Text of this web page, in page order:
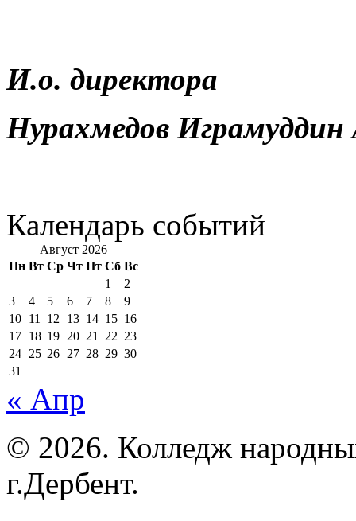
И.о. директора
Нурахмедов Играмуддин
Календарь событий
Август 2026
Пн Вт Ср Чт Пт Сб Вс
1
2
3
4 5 6 7 8
9
10 11 12 13 14 15 16
17 18 19 20 21 22 23
24 25 26 27 28 29 30
31
« Апр
© 2026. Колледж
г.Дербент.